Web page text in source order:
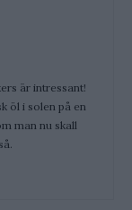
är intressant!
öl i solen på en
man nu skall